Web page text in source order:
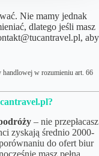
Nie mamy jednak
dlatego jeśli masz
aby
handlowej w rozumieniu art. 66
– nie przepłacasz
zyskają średnio 2000-
do ofert biur
masz pełną